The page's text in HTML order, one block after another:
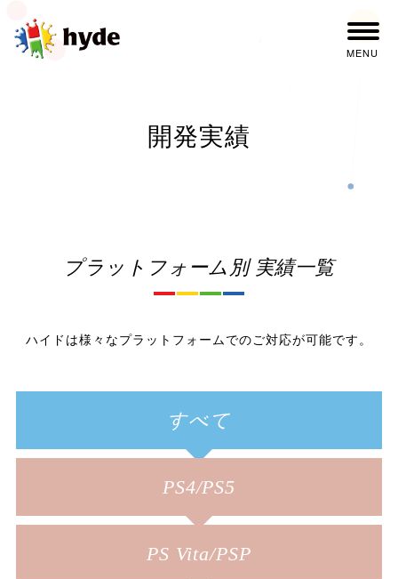
MENU
開発実績
プラットフォーム別 実績一覧
ハイドは様々なプラットフォームでのご対応が可能です。
すべて
PS4/PS5
PS Vita/PSP